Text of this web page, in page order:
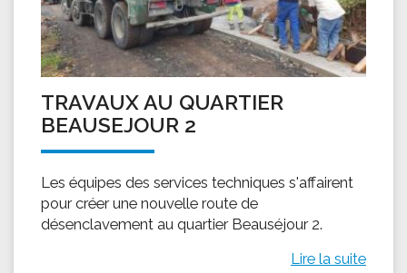
TRAVAUX AU QUARTIER
BEAUSEJOUR 2
Les équipes des services techniques s'affairent
pour créer une nouvelle route de
désenclavement au quartier Beauséjour 2.
Lire la suite